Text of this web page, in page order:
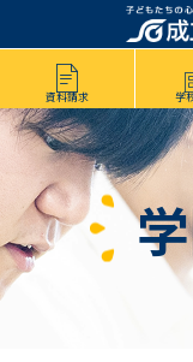
資料請求 学